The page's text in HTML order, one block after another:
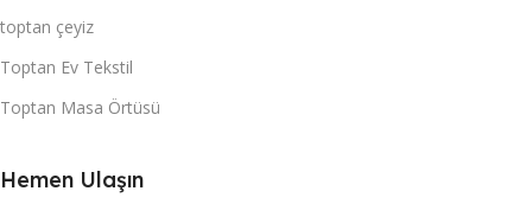
toptan çeyiz
Toptan Ev Tekstil
Toptan Masa Örtüsü
Hemen Ulaşın